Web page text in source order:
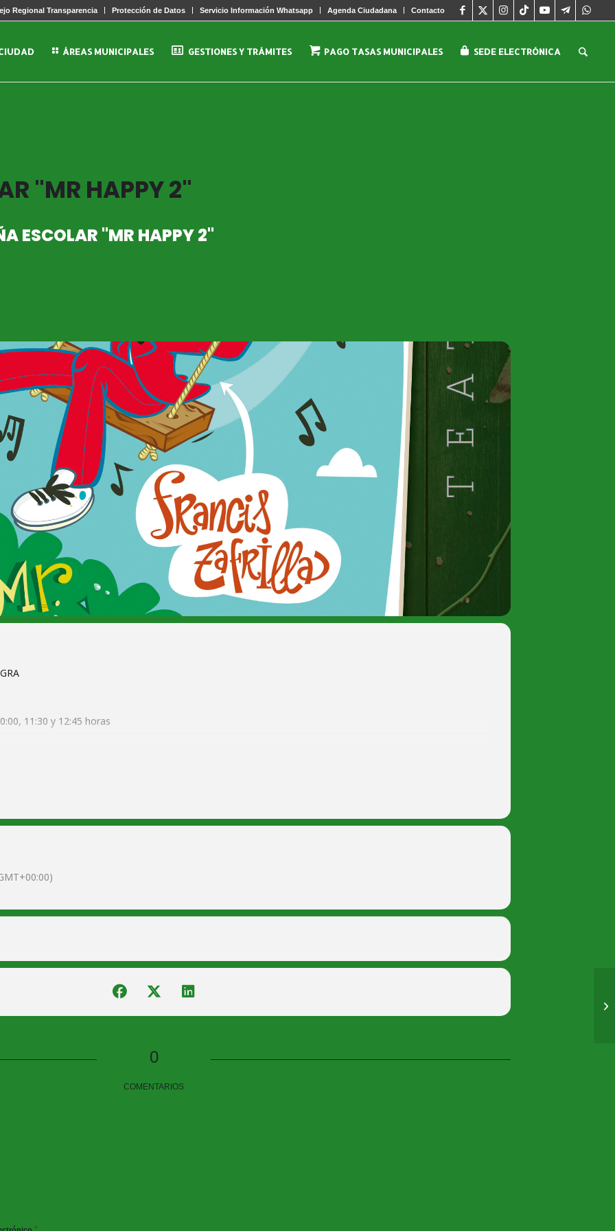
Regional Transparencia Protección de Datos Servicio Información Whatsapp Agenda Ciudadana Contacto
ÁREAS MUNICIPALES GESTIONES Y TRÁMITES PAGO TASAS MUNICIPALES SEDE ELECTRÓNICA
"MR HAPPY 2"
ESCOLAR "MR HAPPY 2"
11:30 y 12:45 horas
0
COMENTARIOS